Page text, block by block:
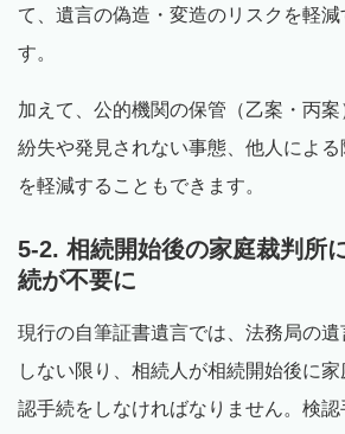
て、遺言の偽造・変造のリスクを軽減
す。
加えて、公的機関の保管（乙案・丙
紛失や発見されない事態、他人によ
を軽減することもできます。
5-2. 相続開始後の家庭裁判所
続が不要に
現行の自筆証書遺言では、法務局の
しない限り、相続人が相続開始後に
認手続をしなければなりません。検認